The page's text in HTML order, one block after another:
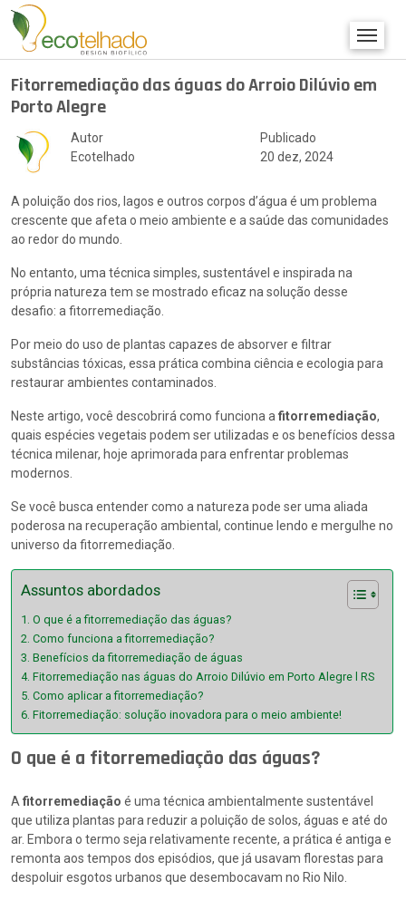
Fitorremediação das águas do Arroio Dilúvio em
Porto Alegre
Autor
Ecotelhado
Publicado
20 dez, 2024
A poluição dos rios, lagos e outros corpos d’água é um problema
crescente que afeta o meio ambiente e a saúde das comunidades
ao redor do mundo.
No entanto, uma técnica simples, sustentável e inspirada na
própria natureza tem se mostrado eficaz na solução desse
desafio: a fitorremediação.
Por meio do uso de plantas capazes de absorver e filtrar
substâncias tóxicas, essa prática combina ciência e ecologia para
restaurar ambientes contaminados.
Neste artigo, você descobrirá como funciona afitorremediação,
quais espécies vegetais podem ser utilizadas e os benefícios dessa
técnica milenar, hoje aprimorada para enfrentar problemas
modernos.
Se você busca entender como a natureza pode ser uma aliada
poderosa na recuperação ambiental, continue lendo e mergulhe no
universo da fitorremediação.
Assuntos abordados
O que é a fitorremediação das águas?
Como funciona a fitorremediação?
Benefícios da fitorremediação de águas
Fitorremediação nas águas do Arroio Dilúvio em Porto Alegre l RS
Como aplicar a fitorremediação?
Fitorremediação: solução inovadora para o meio ambiente!
O que é a fitorremediação das águas?
Afitorremediação é uma técnica ambientalmente sustentável
que utiliza plantas para reduzir a poluição de solos, águas e até do
ar. Embora o termo seja relativamente recente, a prática é antiga e
remonta aos tempos dos episódios, que já usavam florestas para
despoluir esgotos urbanos que desembocavam no Rio Nilo.